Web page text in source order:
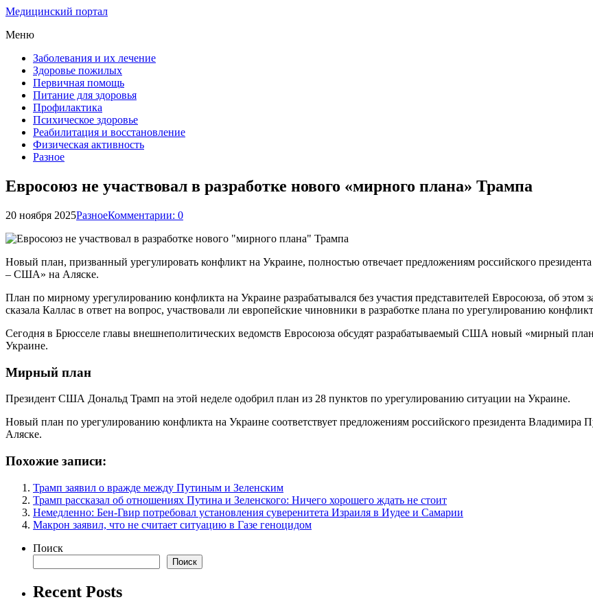
Медицинский портал
Меню
Заболевания и их лечение
Здоровье пожилых
Первичная помощь
Питание для здоровья
Профилактика
Психическое здоровье
Реабилитация и восстановление
Физическая активность
Разное
Евросоюз не участвовал в разработке нового «мирного плана» Трампа
20 ноября 2025РазноеКомментарии: 0
Новый план, призванный урегулировать конфликт на Украине, полностью отвечает предложениям российского
– США» на Аляске.
План по мирному урегулированию конфликта на Украине разрабатывался без участия представителей Евросоюза, об этом
сказала Каллас в ответ на вопрос, участвовали ли европейские чиновники в разработке плана по урегулированию
Сегодня в Брюсселе главы внешнеполитических ведомств Евросоюза обсудят разрабатываемый США новый «мирный
Украине.
Мирный план
Президент США Дональд Трамп на этой неделе одобрил план из 28 пунктов по урегулированию ситуации на Украине.
Новый план по урегулированию конфликта на Украине соответствует предложениям российского президента
Аляске.
Похожие записи:
Трамп заявил о вражде между Путиным и Зеленским
Трамп рассказал об отношениях Путина и Зеленского: Ничего хорошего ждать не стоит
Немедленно: Бен-Гвир потребовал установления суверенитета Израиля в Иудее и Самарии
Макрон заявил, что не считает ситуацию в Газе геноцидом
Поиск
Поиск
Recent Posts